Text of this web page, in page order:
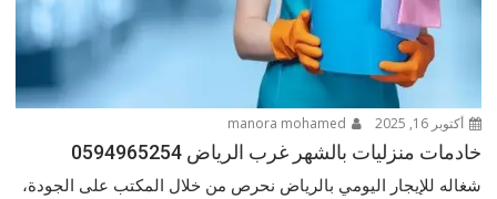
أكتوبر 16, 2025
خادمات منزليات بالشهر غرب الرياض 0594965254
شغاله للإيجار اليومي بالرياض نحرص من خلال المكتب على الجودة،